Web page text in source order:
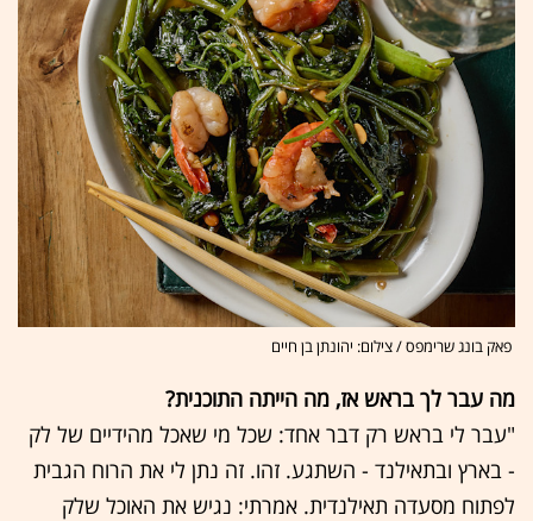
פאק בונג שרימפס / צילום: יהונתן בן חיים
מה עבר לך בראש אז, מה הייתה התוכנית?
"עבר לי בראש רק דבר אחד: שכל מי שאכל מהידיים של לק
- בארץ ובתאילנד - השתגע. זהו. זה נתן לי את הרוח הגבית
לפתוח מסעדה תאילנדית. אמרתי: נגיש את האוכל שלק